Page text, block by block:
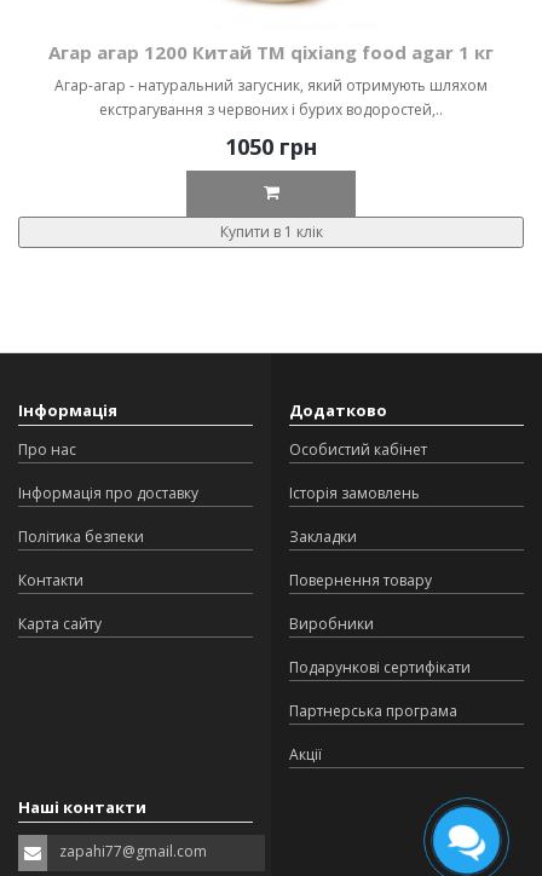
Агар агар 1200 Китай ТМ qixiang food agar 1 кг
Агар-агар - натуральний загусник, який отримують шляхом
екстрагування з червоних і бурих водоростей,..
1050 грн
Купити в 1 клік
Інформація
Про нас
Інформація про доставку
Політика безпеки
Контакти
Карта сайту
Додатково
Особистий кабінет
Історія замовлень
Закладки
Повернення товару
Виробники
Подарункові сертифікати
Партнерська програма
Акції
Наші контакти
zapahi77@gmail.com